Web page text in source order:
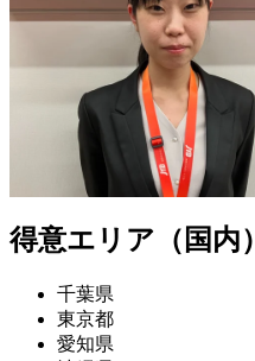
得意エリア（国内）
千葉県
東京都
愛知県